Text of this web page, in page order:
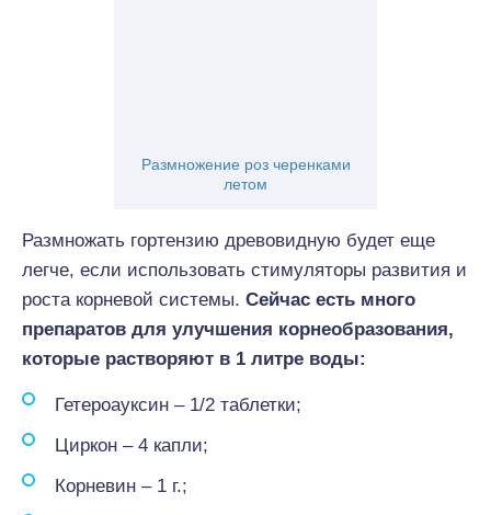
Размножение роз черенками
летом
Размножать гортензию древовидную будет еще
легче, если использовать стимуляторы развития и
роста корневой системы. Сейчас есть много
препаратов для улучшения корнеобразования,
которые растворяют в 1 литре воды:
Гетероауксин – 1/2 таблетки;
Циркон – 4 капли;
Корневин – 1 г.;